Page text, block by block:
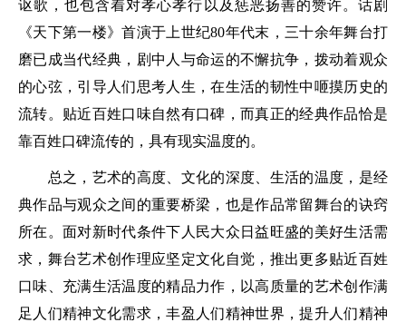
讴歌，也包含着对孝心孝行以及惩恶扬善的赞许。话剧
《天下第一楼》首演于上世纪80年代末，三十余年舞台打
磨已成当代经典，剧中人与命运的不懈抗争，拨动着观众
的心弦，引导人们思考人生，在生活的韧性中咂摸历史的
流转。贴近百姓口味自然有口碑，而真正的经典作品恰是
靠百姓口碑流传的，具有现实温度的。
总之，艺术的高度、文化的深度、生活的温度，是经
典作品与观众之间的重要桥梁，也是作品常留舞台的诀窍
所在。面对新时代条件下人民大众日益旺盛的美好生活需
求，舞台艺术创作理应坚定文化自觉，推出更多贴近百姓
口味、充满生活温度的精品力作，以高质量的艺术创作满
足人们精神文化需求，丰盈人们精神世界，提升人们精神